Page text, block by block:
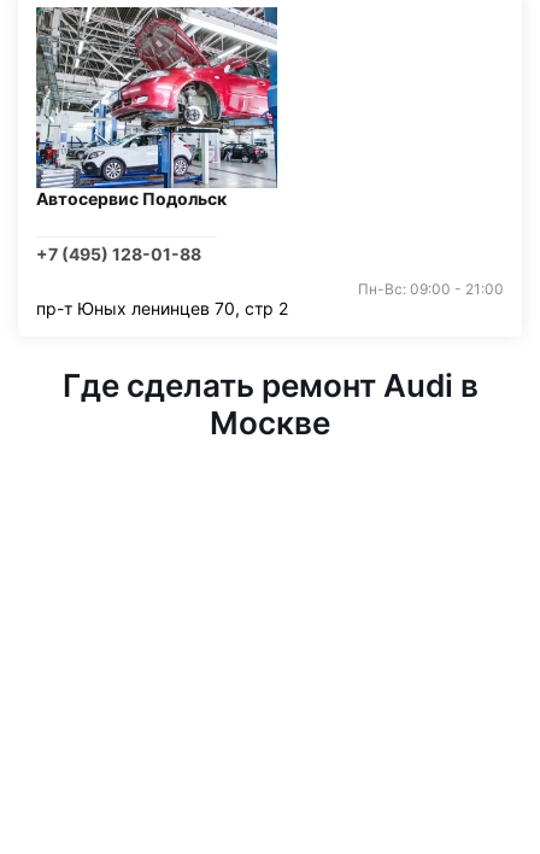
Автосервис Подольск
+7 (495) 128-01-88
Пн-Вс: 09:00 - 21:00
пр-т Юных ленинцев 70, стр 2
Где сделать ремонт Audi в
Москве